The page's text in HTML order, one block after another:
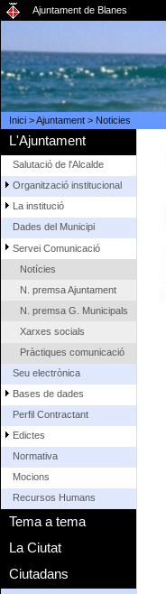
Ajuntament de Blanes
Inici>Ajuntament> Noticies
L'Ajuntament
Salutació de l'Alcalde
Organització institucional
La institució
Dades del Municipi
Servei Comunicació
Notícies
N. premsa Ajuntament
N. premsa G. Municipals
Xarxes socials
Pràctiques comunicació
Seu electrònica
Bases de dades
Perfil Contractant
Edictes
Normativa
Mocions
Recursos Humans
Tema a tema
La Ciutat
Ciutadans